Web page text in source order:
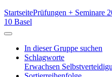
StartseitePrüfungen + Seminare
10 Basel
In dieser Gruppe suchen
Schlagworte
Erwachsen